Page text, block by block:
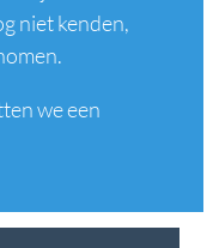
niet kenden,
we een